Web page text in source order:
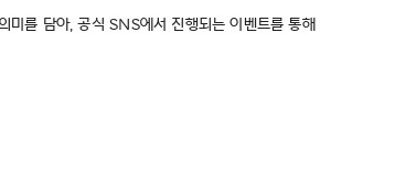
를 담아, 공식 SNS에서 진행되는 이벤트를 통해